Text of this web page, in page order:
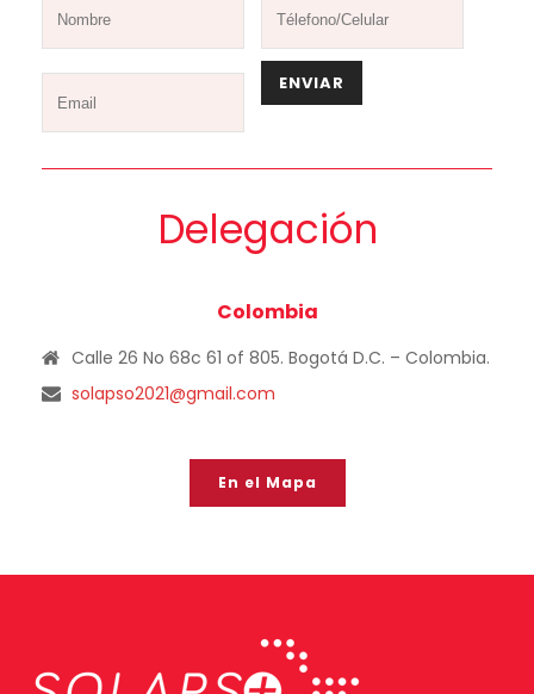
Delegación
Colombia
Calle 26 No 68c 61 of 805. Bogotá D.C. – Colombia.
solapso2021@gmail.com
En el Mapa